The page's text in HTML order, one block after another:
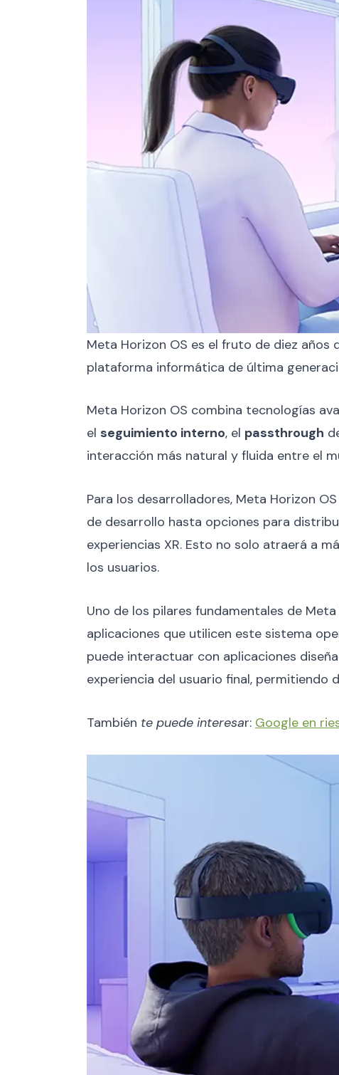
Meta Horizon OS es el fruto de diez
plataforma informática de última
Meta Horizon OS combina tecnologías
el seguimiento interno, el passthrough
interacción más natural y fluida entre el
Para los desarrolladores, Meta Horizon
de desarrollo hasta opciones para
experiencias XR. Esto no solo atraerá a
los usuarios.
Uno de los pilares fundamentales de
aplicaciones que utilicen este sistema
puede interactuar con aplicaciones
experiencia del usuario final, permitiendo
También te puede interesar: Google en